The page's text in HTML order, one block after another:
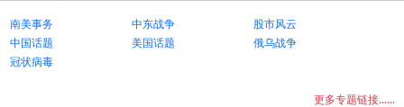
南美事务 中东战争
股市风云
中国话题
美国话题
俄乌战争
冠状病毒
更多专题链接......